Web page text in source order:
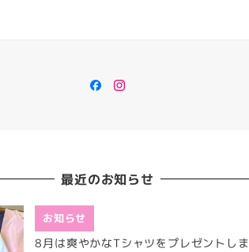
Facebook
Instagram
最近のお知らせ
お知らせ
8月は爽やかなTシャツをプレゼントしま